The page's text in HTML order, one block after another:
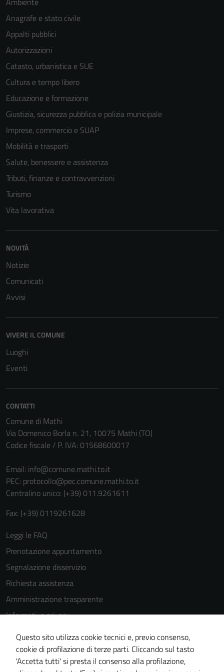
Anagrafe e stato civile
Appalti pubblici
Autorizzazioni
Catasto, urbanistica e SUE
Cultura e tempo libero
Educazione e formazione
Giustizia, sicurezza pubblica e polizia municipale
Imprese, commercio e SUAP
Mobilità e trasporti
Salute, benessere e assistenza
Tributi, finanze e contravvenzioni
Turismo
Vita lavorativa
NOVITÀ
Notizie
Comunicati
Avvisi
VIVERE IL COMUNE
Luoghi
Eventi
CONTATTI
Comune di Mathi
Via Domenico Borla n. 21, 10075 Mathi (TO)
Codice fiscale / P. IVA: 01568600017
Email: info@comune.mathi.to.it
PEC: protocollo@pec.comune.mathi.to.it
Centralino unico: (+39) 011.9261611
Fax: (+39) 0119261628
Leggi le FAQ
Prenotazione appuntamento
Segnalazione disservizio
Richiesta assistenza
Amministrazione trasparente
Informativa privacy
Cookie Policy
Note legali
Dichiarazione di accessibilità
Questo sito utilizza cookie tecnici e, previo consenso,
cookie di profilazione di terze parti. Cliccando sul tasto
'Accetta tutti' si presta il consenso alla profilazione,
sono necessari
per il
possono